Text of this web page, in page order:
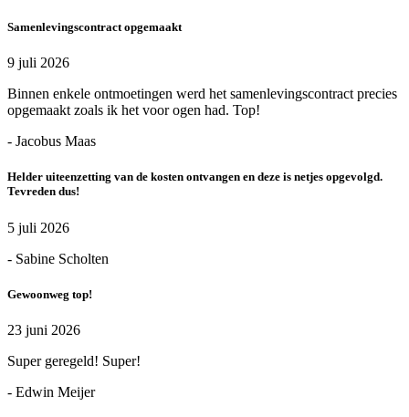
Samenlevingscontract opgemaakt
9 juli 2026
Binnen enkele ontmoetingen werd het samenlevingscontract precies
opgemaakt zoals ik het voor ogen had. Top!
- Jacobus Maas
Helder uiteenzetting van de kosten ontvangen en deze is netjes opgevolgd.
Tevreden dus!
5 juli 2026
- Sabine Scholten
Gewoonweg top!
23 juni 2026
Super geregeld! Super!
- Edwin Meijer